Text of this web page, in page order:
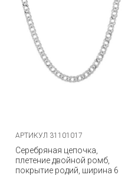
АРТИКУЛ 31101017
Серебряная цепочка,
плетение двойной ромб,
покрытие родий, ширина 6